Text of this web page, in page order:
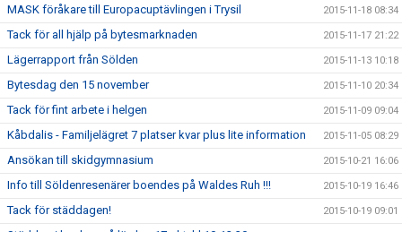
MASK föråkare till Europacuptävlingen i Trysil 2015-11-18 08:34
Tack för all hjälp på bytesmarknaden 2015-11-17 21:22
Lägerrapport från Sölden 2015-11-13 10:18
Bytesdag den 15 november 2015-11-10 20:34
Tack för fint arbete i helgen 2015-11-09 09:04
Kåbdalis - Familjelägret 7 platser kvar plus lite information 2015-11-05 08:29
Ansökan till skidgymnasium 2015-10-21 16:06
Info till Söldenresenärer boendes på Waldes Ruh !!! 2015-10-19 16:46
Tack för städdagen! 2015-10-19 09:01